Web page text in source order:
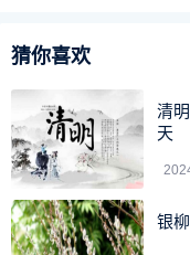
猜你喜欢
清
天
银